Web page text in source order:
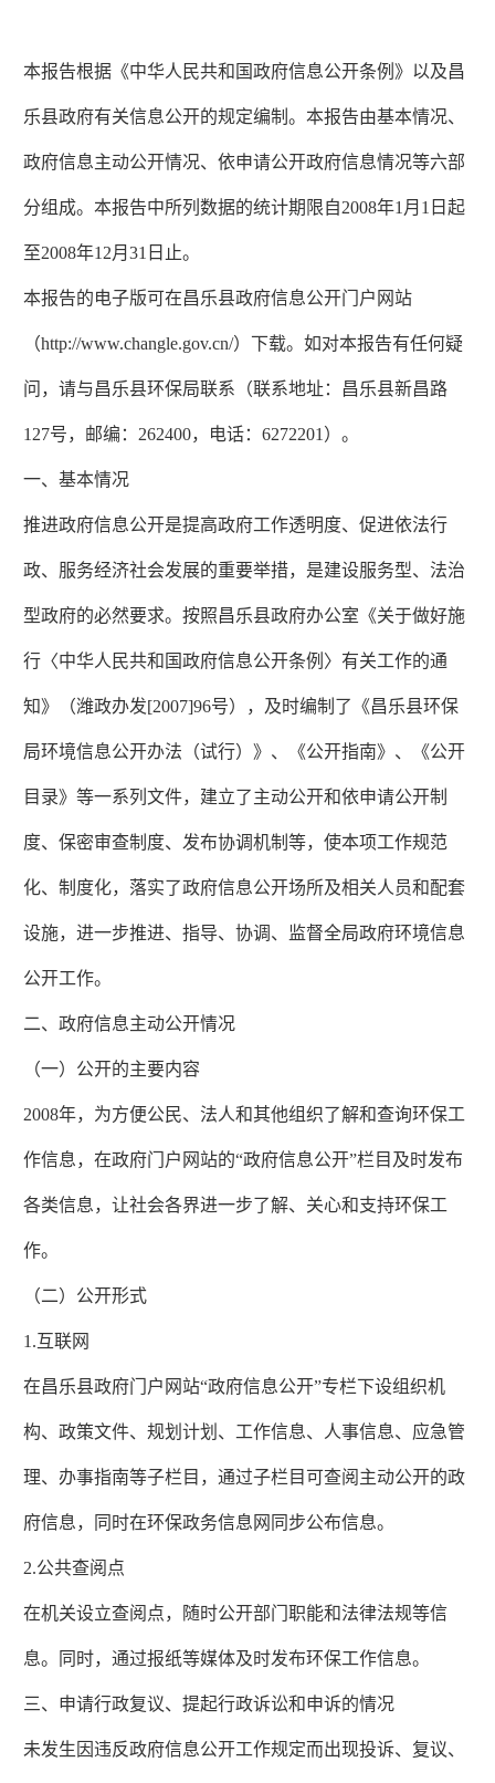
本报告根据《中华人民共和国政府信息公开条例》以及昌
乐县政府有关信息公开的规定编制。本报告由基本情况、
政府信息主动公开情况、依申请公开政府信息情况等六部
分组成。本报告中所列数据的统计期限自2008年1月1日起
至2008年12月31日止。
本报告的电子版可在昌乐县政府信息公开门户网站
（http://www.changle.gov.cn/）下载。如对本报告有任何疑
问，请与昌乐县环保局联系（联系地址：昌乐县新昌路
127号，邮编：262400，电话：6272201）。
一、基本情况
推进政府信息公开是提高政府工作透明度、促进依法行
政、服务经济社会发展的重要举措，是建设服务型、法治
型政府的必然要求。按照昌乐县政府办公室《关于做好施
行〈中华人民共和国政府信息公开条例〉有关工作的通
知》（潍政办发[2007]96号），及时编制了《昌乐县环保
局环境信息公开办法（试行）》、《公开指南》、《公开
目录》等一系列文件，建立了主动公开和依申请公开制
度、保密审查制度、发布协调机制等，使本项工作规范
化、制度化，落实了政府信息公开场所及相关人员和配套
设施，进一步推进、指导、协调、监督全局政府环境信息
公开工作。
二、政府信息主动公开情况
（一）公开的主要内容
2008年，为方便公民、法人和其他组织了解和查询环保工
作信息，在政府门户网站的“政府信息公开”栏目及时发布
各类信息，让社会各界进一步了解、关心和支持环保工
作。
（二）公开形式
1.互联网
在昌乐县政府门户网站“政府信息公开”专栏下设组织机
构、政策文件、规划计划、工作信息、人事信息、应急管
理、办事指南等子栏目，通过子栏目可查阅主动公开的政
府信息，同时在环保政务信息网同步公布信息。
2.公共查阅点
在机关设立查阅点，随时公开部门职能和法律法规等信
息。同时，通过报纸等媒体及时发布环保工作信息。
三、申请行政复议、提起行政诉讼和申诉的情况
未发生因违反政府信息公开工作规定而出现投诉、复议、